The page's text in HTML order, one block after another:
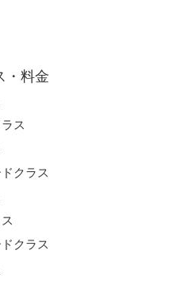
・料金
ス
クラス
クラス